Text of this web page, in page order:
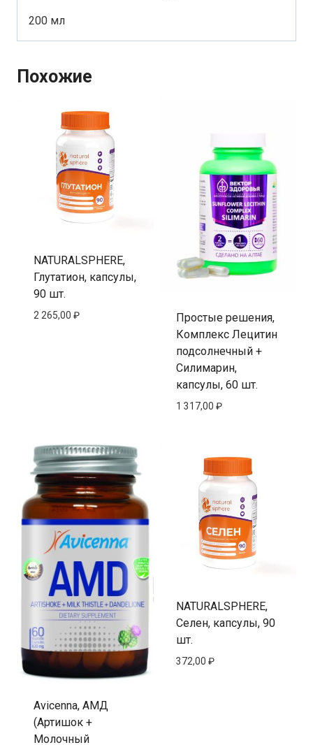
200 мл
Похожие
NATURALSPHERE,
Глутатион, капсулы,
90 шт.
2 265,00 ₽
Простые решения,
Комплекс Лецитин
подсолнечный +
Силимарин,
капсулы, 60 шт.
1 317,00 ₽
Avicenna, АМД
(Артишок +
Молочный
NATURALSPHERE,
Селен, капсулы, 90
шт.
372,00 ₽